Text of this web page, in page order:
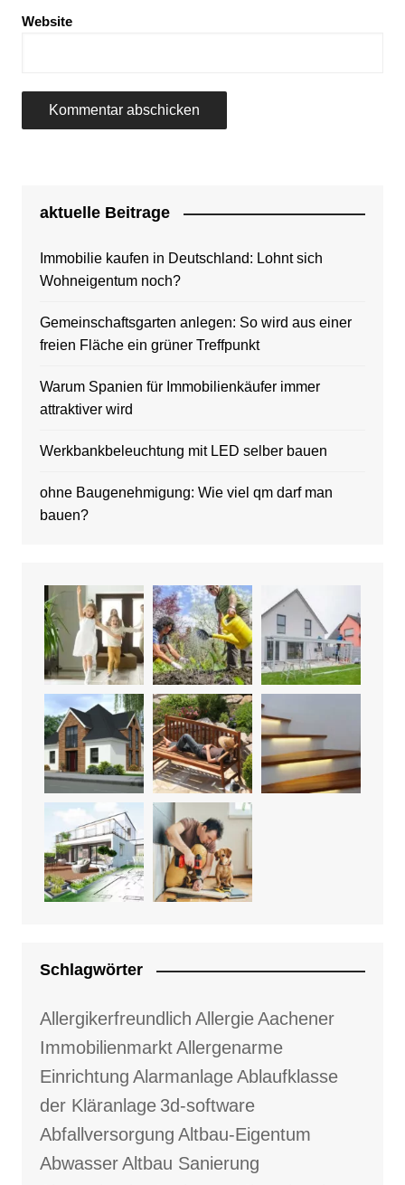
Website
aktuelle Beitrage
Immobilie kaufen in Deutschland: Lohnt sich
Wohneigentum noch?
Gemeinschaftsgarten anlegen: So wird aus einer
freien Fläche ein grüner Treffpunkt
Warum Spanien für Immobilienkäufer immer
attraktiver wird
Werkbankbeleuchtung mit LED selber bauen
ohne Baugenehmigung: Wie viel qm darf man
bauen?
Schlagwörter
Allergikerfreundlich AllergieAachener
ImmobilienmarktAllergenarme
Einrichtung AlarmanlageAblaufklasse
der Kläranlage 3d-software
Abfallversorgung Altbau-Eigentum
AbwasserAltbau Sanierung